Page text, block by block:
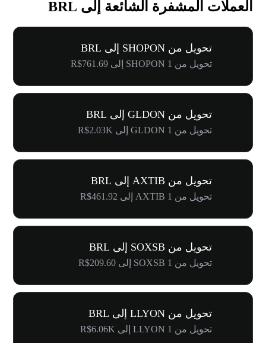
العملات المشفرة الشائعة إلى BRL
تحويل من SHOPON إلى BRL
تحويل من 1 SHOPON إلى R$761.69
تحويل من GLDON إلى BRL
تحويل من 1 GLDON إلى R$2.03K
تحويل من AXTIB إلى BRL
تحويل من 1 AXTIB إلى R$461.92
تحويل من SOXSB إلى BRL
تحويل من 1 SOXSB إلى R$209.60
تحويل من LLYON إلى BRL
تحويل من 1 LLYON إلى R$6.06K